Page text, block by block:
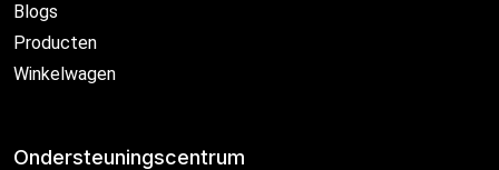
Blogs
Producten
Winkelwagen
Ondersteuningscentrum